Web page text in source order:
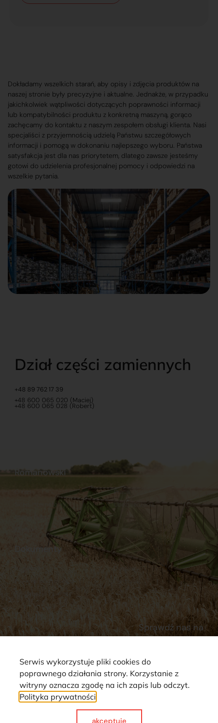
Dokładamy wszelkich starań, aby opisy i zdjęcia produktów na
naszej stronie były precyzyjne i aktualne. Jednakże, w przypadku
jakichkolwiek wątpliwości dotyczących poprawności informacji
lub kompatybilności produktu z konkretną maszyną, gorąco
zachęcamy do kontaktu z naszym zespołem obsługi klienta. Nasi
specjaliści z przyjemnością udzielą Państwu szczegółowych
informacji i pomogą w dokonaniu najlepszego wyboru. Państwa
satysfakcja jest dla nas priorytetem, dlatego zawsze jesteśmy
gotowi do udzielenia profesjonalnej pomocy i odpowiedzi na
wszelkie pytania.
Dział części zamiennych
+48 89 762 17 39
+48 600 065 020 (Maciej)
+48 600 065 028 (Robert)
Dokumenty
Regulamin
Polityka prywatności
Reklamacje i zwroty
Dostawy
Płatności
Romanowski
Sklep internetowy
Praca
Ubezpieczenia
Sprawdź nas na
Strona wykorzystuje pliki cookie. Wszystkie prawa zastrzeżone ©
Serwis wykorzystuje pliki cookies do
poprawnego działania strony. Korzystanie z
witryny oznacza zgodę na ich zapis lub odczyt.
Polityka prywatności
akceptuje